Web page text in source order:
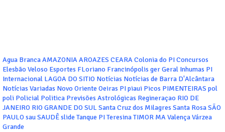
Agua BrancaAMAZONIAAROAZES CEARAColonia do PIConcursos
Elesbão Veloso Esportes FLoriano Francinópolis gerGeral Inhumas PI
Internacional LAGOA DO SITIO Notícias Notícias de Barra D'Alcântara
Notícias Variadas Novo Oriente Oeiras PIpiaui Picos PIMENTEIRAS pol
poli Policial Politica Previsões Astrológicas Regineraçao RIO DE
JANEIRO RIO GRANDE DO SUL Santa Cruz dos Milagres Santa RosaSÃO
PAULOsauSAUDÊslide Tanque PITeresinaTIMOR MAValençaVárzea
Grande